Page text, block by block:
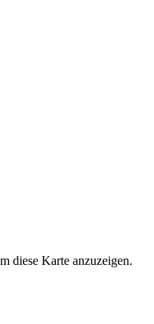
diese Karte anzuzeigen.